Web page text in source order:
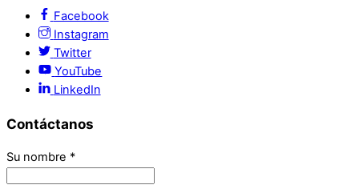
Facebook
Instagram
Twitter
YouTube
LinkedIn
Contáctanos
Su nombre *